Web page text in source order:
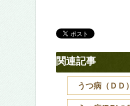
関連記事
うつ病（ＤＤ）